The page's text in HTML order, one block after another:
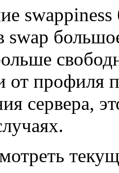
swap
от профиля
сервера,